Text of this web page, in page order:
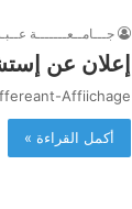
جـــامــعـــــــة
إعلان عن
Affiichage
أكمل القراءة »